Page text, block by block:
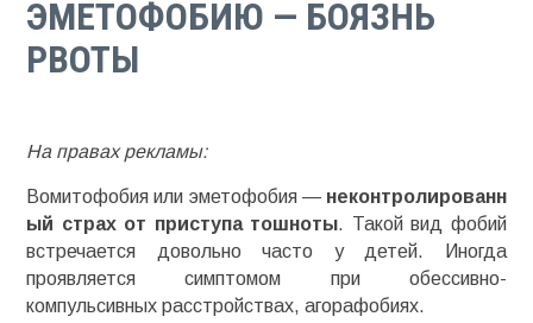
ЭМЕТОФОБИЮ — БОЯЗНЬ
РВОТЫ
На правах рекламы:
Вомитофобия или эметофобия— неконтролированн
ый страх от приступа тошноты. Такой вид фобий
встречается довольно часто у детей. Иногда
проявляется симптомом при обессивно-
компульсивных расстройствах, агорафобиях.